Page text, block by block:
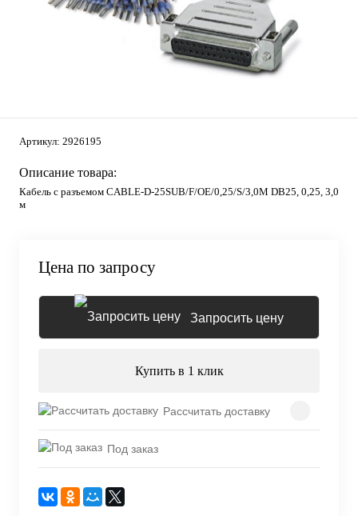
Артикул: 2926195
Описание товара:
Кабель с разъемом CABLE-D-25SUB/F/OE/0,25/S/3,0M DB25, 0,25, 3,0
м
Цена по запросу
Запросить цену
Купить в 1 клик
Рассчитать доставку
Под заказ